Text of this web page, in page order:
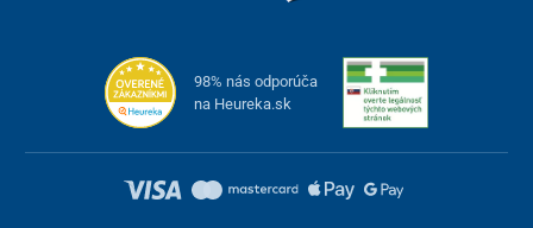
98% nás odporúča
na Heureka.sk